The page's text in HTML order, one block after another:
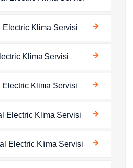
Electric Klima Servisi
Klima Servisi
Electric Klima Servisi
Electric Klima Servisi
Electric Klima Servisi